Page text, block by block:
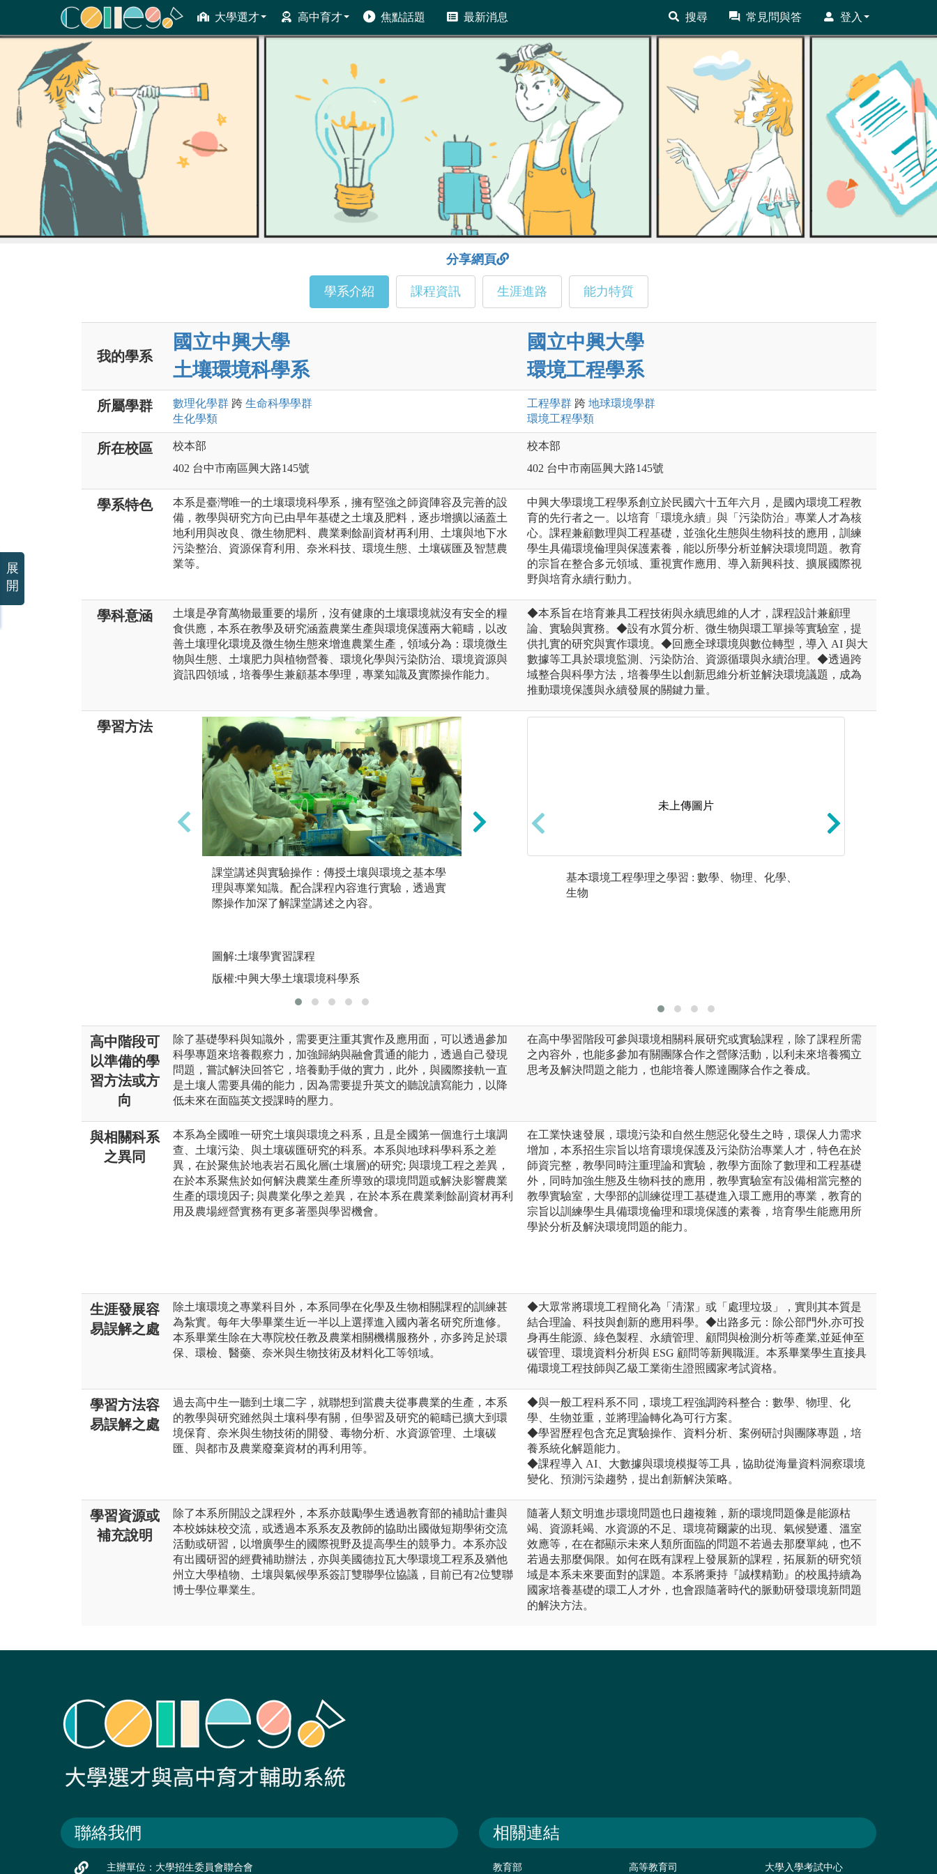
大學選才 高中育才 焦點話題 最新消息 搜尋 常見問與答 登入
ColleGo! 大學選才與高中育才輔助系統
分享網頁
學系介紹 課程資訊 生涯進路 能力特質
我的學系
國立中興大學
土壤環境科學系
國立中興大學
環境工程學系
所屬學群 數理化學群 跨 生命科學學群
生化學類
工程學群 跨 地球環境學群
環境工程學類
所在校區
校本部
402 台中市南區興大路145號
校本部
402 台中市南區興大路145號
學系特色
本系是臺灣唯一的土壤環境科學系，擁有堅強之師資陣容及完善的設
備，教學與研究方向已由早年基礎之土壤及肥料，逐步增擴以涵蓋土
地利用與改良、微生物肥料、農業剩餘副資材再利用、土壤與地下水
污染整治、資源保育利用、奈米科技、環境生態、土壤碳匯及智慧農
業等。
中興大學環境工程學系創立於民國六十五年六月，是國內環境工程教
育的先行者之一。以培育「環境永續」與「污染防治」專業人才為核
心。課程兼顧數理與工程基礎，並強化生態與生物科技的應用，訓練
學生具備環境倫理與保護素養，能以所學分析並解決環境問題。教育
的宗旨在整合多元領域、重視實作應用、導入新興科技、擴展國際視
野與培育永續行動力。
學科意涵
土壤是孕育萬物最重要的場所，沒有健康的土壤環境就沒有安全的糧
食供應，本系在教學及研究涵蓋農業生產與環境保護兩大範疇，以改
善土壤理化環境及微生物生態來增進農業生產，領域分為：環境微生
物與生態、土壤肥力與植物營養、環境化學與污染防治、環境資源與
資訊四領域，培養學生兼顧基本學理，專業知識及實際操作能力。
◆本系旨在培育兼具工程技術與永續思維的人才，課程設計兼顧理
論、實驗與實務。◆設有水質分析、微生物與環工單操等實驗室，提
供扎實的研究與實作環境。◆回應全球環境與數位轉型，導入 AI 與大
數據等工具於環境監測、污染防治、資源循環與永續治理。◆透過跨
域整合與科學方法，培養學生以創新思維分析並解決環境議題，成為
推動環境保護與永續發展的關鍵力量。
學習方法
課堂講述與實驗操作：傳授土壤與環境之基本學
理與專業知識。配合課程內容進行實驗，透過實
際操作加深了解課堂講述之內容。
圖解:土壤學實習課程
版權:中興大學土壤環境科學系
專題討論與專題研究：訓練土壤與環境相關科學
文獻的蒐集、研讀、報告、與問題回答。並藉由
未上傳圖片
基本環境工程學理之學習 : 數學、物理、化學、
生物
高中階段可
以準備的學
習方法或方
向
除了基礎學科與知識外，需要更注重其實作及應用面，可以透過參加
科學專題來培養觀察力，加強歸納與融會貫通的能力，透過自己發現
問題，嘗試解決回答它，培養動手做的實力，此外，與國際接軌一直
是土壤人需要具備的能力，因為需要提升英文的聽說讀寫能力，以降
低未來在面臨英文授課時的壓力。
在高中學習階段可參與環境相關科展研究或實驗課程，除了課程所需
之內容外，也能多參加有關團隊合作之營隊活動，以利未來培養獨立
思考及解決問題之能力，也能培養人際達團隊合作之養成。
與相關科系
之異同
本系為全國唯一研究土壤與環境之科系，且是全國第一個進行土壤調
查、土壤污染、與土壤碳匯研究的科系。本系與地球科學科系之差
異，在於聚焦於地表岩石風化層(土壤層)的研究; 與環境工程之差異，
在於本系聚焦於如何解決農業生產所導致的環境問題或解決影響農業
生產的環境因子; 與農業化學之差異，在於本系在農業剩餘副資材再利
用及農場經營實務有更多著墨與學習機會。
在工業快速發展，環境污染和自然生態惡化發生之時，環保人力需求
增加，本系招生宗旨以培育環境保護及污染防治專業人才，特色在於
師資完整，教學同時注重理論和實驗，教學方面除了數理和工程基礎
外，同時加強生態及生物科技的應用，教學實驗室有設備相當完整的
教學實驗室，大學部的訓練從理工基礎進入環工應用的專業，教育的
宗旨以訓練學生具備環境倫理和環境保護的素養，培育學生能應用所
學於分析及解決環境問題的能力。
生涯發展容
易誤解之處
除土壤環境之專業科目外，本系同學在化學及生物相關課程的訓練甚
為紮實。每年大學畢業生近一半以上選擇進入國內著名研究所進修。
本系畢業生除在大專院校任教及農業相關機構服務外，亦多跨足於環
保、環檢、醫藥、奈米與生物技術及材料化工等領域。
◆大眾常將環境工程簡化為「清潔」或「處理垃圾」，實則其本質是
結合理論、科技與創新的應用科學。◆出路多元：除公部門外,亦可投
身再生能源、綠色製程、永續管理、顧問與檢測分析等產業,並延伸至
碳管理、環境資料分析與 ESG 顧問等新興職涯。本系畢業學生直接具
備環境工程技師與乙級工業衛生證照國家考試資格。
學習方法容
易誤解之處
過去高中生一聽到土壤二字，就聯想到當農夫從事農業的生產，本系
的教學與研究雖然與土壤科學有關，但學習及研究的範疇已擴大到環
境保育、奈米與生物技術的開發、毒物分析、水資源管理、土壤碳
匯、與都市及農業廢棄資材的再利用等。
◆與一般工程科系不同，環境工程強調跨科整合：數學、物理、化
學、生物並重，並將理論轉化為可行方案。
◆學習歷程包含充足實驗操作、資料分析、案例研討與團隊專題，培
養系統化解題能力。
◆課程導入 AI、大數據與環境模擬等工具，協助從海量資料洞察環境
變化、預測污染趨勢，提出創新解決策略。
學習資源或
補充說明
除了本系所開設之課程外，本系亦鼓勵學生透過教育部的補助計畫與
本校姊妹校交流，或透過本系系友及教師的協助出國做短期學術交流
活動或研習，以增廣學生的國際視野及提高學生的競爭力。本系亦設
有出國研習的經費補助辦法，亦與美國德拉瓦大學環境工程系及猶他
州立大學植物、土壤與氣候學系簽訂雙聯學位協議，目前已有2位雙聯
博士學位畢業生。
隨著人類文明進步環境問題也日趨複雜，新的環境問題像是能源枯
竭、資源耗竭、水資源的不足、環境荷爾蒙的出現、氣候變遷、溫室
效應等，在在都顯示未來人類所面臨的問題不若過去那麼單純，也不
若過去那麼侷限。如何在既有課程上發展新的課程，拓展新的研究領
域是本系未來要面對的課題。本系將秉持『誠樸精勤』的校風持續為
國家培養基礎的環工人才外，也會跟隨著時代的脈動研發環境新問題
的解決方法。
聯絡我們
主辦單位：大學招生委員會聯合會
相關連結
教育部 高等教育司 大學入學考試中心
展
開